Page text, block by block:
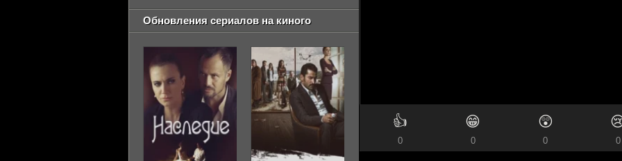
👍
0
😁
0
😲
0 0
Обновления сериалов на киного